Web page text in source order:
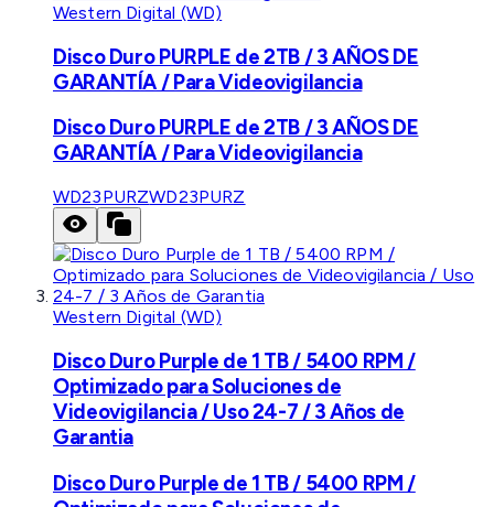
Western Digital (WD)
Disco Duro PURPLE de 2TB / 3 AÑOS DE
GARANTÍA / Para Videovigilancia
Disco Duro PURPLE de 2TB / 3 AÑOS DE
GARANTÍA / Para Videovigilancia
WD23PURZWD23PURZ
Western Digital (WD)
Disco Duro Purple de 1 TB / 5400 RPM /
Optimizado para Soluciones de
Videovigilancia / Uso 24-7 / 3 Años de
Garantia
Disco Duro Purple de 1 TB / 5400 RPM /